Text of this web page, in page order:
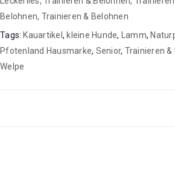
Belohnen, Trainieren & Belohnen
Tags: Kauartikel , kleine Hunde, Lamm,
Pfotenland Hausmarke, Senior, Trainieren &
Welpe